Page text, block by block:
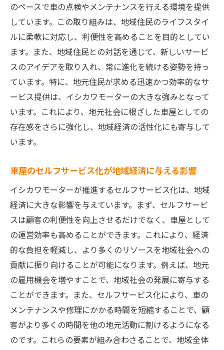
従来の車屋モデルからの脱却と新たな方向
性
セルフサービスが車屋の未来を切り開く
技術と人間の協働がもたらす新たな価値
車屋のビジネスモデルにおける革新の必要
性
セルフサービスが支える車屋の持続可能な
顧客満足を高めるセルフサービスの利便性とは
の節約
スタッフと顧客の双方向コミュニケーショ
ンの強化
セルフサービスで実現する自由度の高い選
択肢
顧客ニーズに応じた柔軟なサービス展開
セルフサービスがもたらす待ち時間の短縮
顧客の生活に溶け込むセルフサービスの導
入
セルフサービスが変える車屋のビジネスモデル
セルフサービスが推進するビジネスモデル
のペースで車の点検やメンテナンスを行える環境を提供
しています。この取り組みは、地域住民のライフスタイ
ルに柔軟に対応し、利便性を高めることを目的としてい
ます。また、地域住民との対話を通じて、新しいサービ
スのアイデアを取り入れ、常に進化を続ける姿勢を持っ
ています。特に、地元住民が求める迅速かつ効率的なサ
ービス提供は、イシカワモーターの大きな強みとなって
います。これにより、地元社会に根ざした車屋としての
存在感をさらに強化し、地域経済の活性化にも寄与して
います。
車屋のセルフサービス化が地域経済に与える影響
イシカワモーターが推進するセルフサービス化は、地域
経済に大きな影響を与えています。まず、セルフサービ
スは顧客の利便性を向上させるだけでなく、車屋として
の運営効率も高めることができます。これにより、経済
的な負担を軽減し、より多くのリソースを地域社会への
貢献に振り向けることが可能になります。例えば、地元
の雇用機会を増やすことで、地域社会の発展に寄与する
ことができます。また、セルフサービス化により、車の
メンテナンスや修理にかかる時間を短縮することで、顧
客がより多くの時間を他の地元活動に割けるようになる
のです。これらの要素が組み合わさることで、地域全体